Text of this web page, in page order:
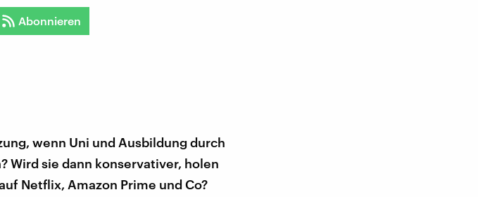
Abonnieren
wenn Uni und Ausbildung durch
Wird sie dann konservativer, holen
Netflix, Amazon Prime und Co?